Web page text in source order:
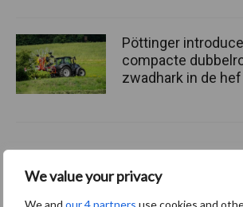
We value your privacy
We and our 4 partners use cookies and
Pöttinger
compacte
zwadhark in de hef
Themapagina's